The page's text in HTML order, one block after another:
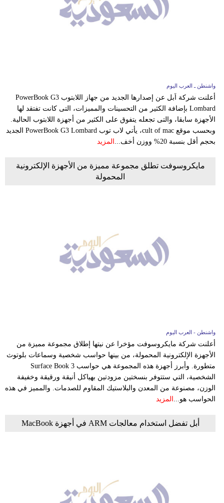
واشنطن ـ العرب اليوم
أعلنت شركة اَبل عن إصدارها الجديد من جهاز اللابتوب PowerBook G3
Lombard بإضافة الكثير من التحسينات والمميزات، التى كانت تفتقد لها
الأجهزة سابقا، والتى تجعله يتفوق على الكثير من أجهزة اللابتوب الحالية.
وبحسب موقع cult of mac، يأتي لاب توب PowerBook G3 Lombard الجديد
بحجم أقل بنسبة 20% ووزن أخف...
المزيد
مايكروسوفت تطلق مجموعة مميزة من الأجهزة الإلكترونية
المحمولة
واشنطن - العرب اليوم
أعلنت شركة مايكروسوفت مؤخرا عن نيتها إطلاق مجموعة مميزة من
الأجهزة الإلكترونية المحمولة، من بينها حواسب شخصية وسماعات بلوتوث
متطورة. وأبرز أجهزة هذه المجموعة هي حواسب Surface Book 3
الشخصية، التي ستتوفر بنسختين مزودتين بهياكل أنيقة ورقيقة وخفيفة
الوزن، مصنوعة من المعدن والبلاستيك المقاوم للصدمات. والمميز في هذه
الحواسب هو... المزيد
أبل تفضل استخدام معالجات ARM في أجهزة MacBook